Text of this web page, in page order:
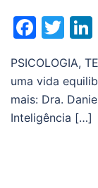
PSICOLOGIA,
uma vida
mais: Dra.
Inteligência […]